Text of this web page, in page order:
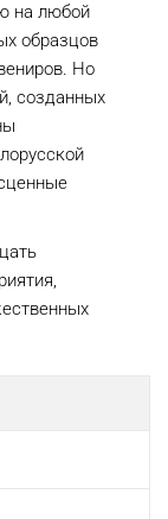
на любой
образцов
Но
созданных